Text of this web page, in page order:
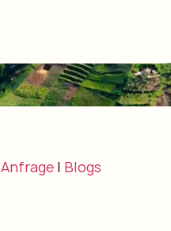
Anfrage | Blogs